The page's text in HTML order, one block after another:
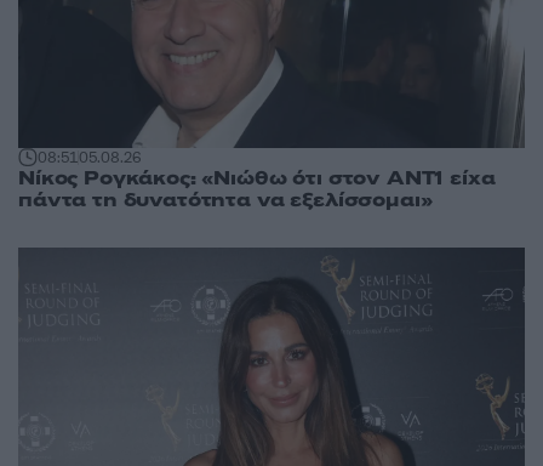
08:5105.08.26
Νίκος Ρογκάκος: «Νιώθω ότι στον ΑΝΤ1 είχα
πάντα τη δυνατότητα να εξελίσσομαι»